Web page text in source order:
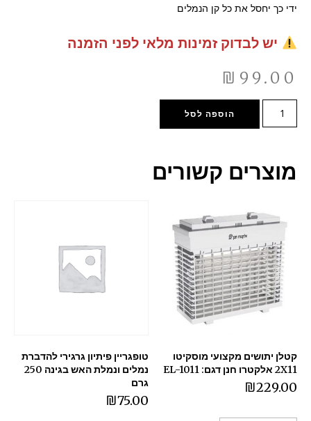
ידי כך יחסל את כל קן הנמלים
יש לבדוק זמינות מלאי לפני הזמנה
₪ 99.00
הוספה לסל
מוצרים קשורים
קטלן יתושים מקצועי מוסקיטו
2X11 אלקטרו חנן דגם: EL-1011
₪229.00
טופגריין פיתיון גרגירי להדברת
נמלים ונמלת האש בגינה 250
גרם
₪75.00